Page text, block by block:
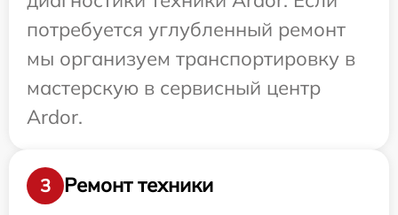
потребуется углубленный ремонт
мы организуем транспортировку в
мастерскую в сервисный центр
Ardor.
3
Ремонт техники